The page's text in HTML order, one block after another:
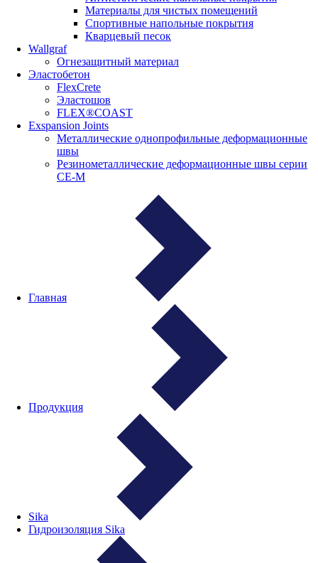
Материалы для чистых помещений
Спортивные напольные покрытия
Кварцевый песок
Wallgraf
Огнезащитный материал
Эластобетон
FlexCrete
Эластошов
FLEX®COAST
Exspansion Joints
Металлические однопрофильные деформационные
швы
Резинометаллические деформационные швы серии
СЕ-М
Главная
Продукция
Sika
Гидроизоляция Sika